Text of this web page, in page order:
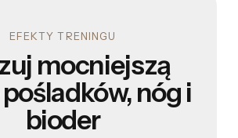
EFEKTY TRENINGU
mocniejszą
nóg i
bioder